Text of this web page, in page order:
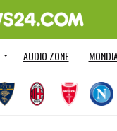
AUDIO ZONE